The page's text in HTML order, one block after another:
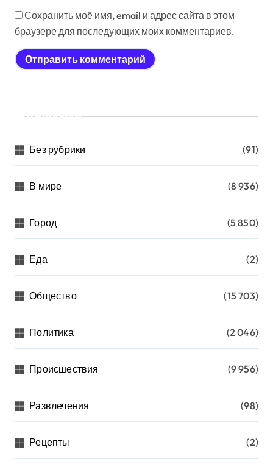
Сохранить моё имя, email и адрес сайта в этом
браузере для последующих моих комментариев.
Рубрики
Без рубрики (91)
В мире (8 936)
Город (5 850)
Еда (2)
Общество (15 703)
Политика (2 046)
Происшествия (9 956)
Развлечения (98)
Рецепты (2)